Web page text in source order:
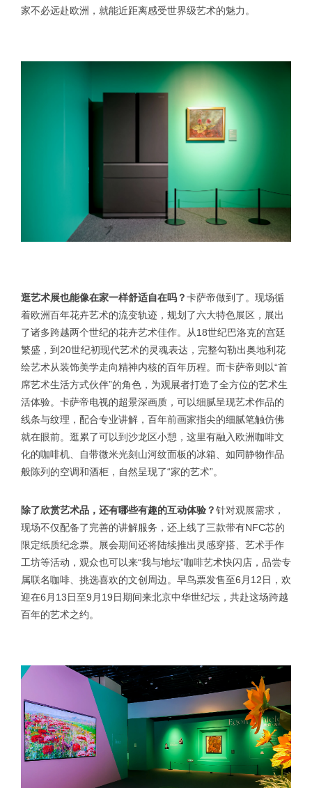
家不必远赴欧洲，就能近距离感受世界级艺术的魅力。
逛艺术展也能像在家一样舒适自在吗？卡萨帝做到了。现场循
着欧洲百年花卉艺术的流变轨迹，规划了六大特色展区，展出
了诸多跨越两个世纪的花卉艺术佳作。从18世纪巴洛克的宫廷
繁盛，到20世纪初现代艺术的灵魂表达，完整勾勒出奥地利花
绘艺术从装饰美学走向精神内核的百年历程。而卡萨帝则以“首
席艺术生活方式伙伴”的角色，为观展者打造了全方位的艺术生
活体验。卡萨帝电视的超景深画质，可以细腻呈现艺术作品的
线条与纹理，配合专业讲解，百年前画家指尖的细腻笔触仿佛
就在眼前。逛累了可以到沙龙区小憩，这里有融入欧洲咖啡文
化的咖啡机、自带微米光刻山河纹面板的冰箱、如同静物作品
般陈列的空调和酒柜，自然呈现了“家的艺术”。
除了欣赏艺术品，还有哪些有趣的互动体验？针对观展需求，
现场不仅配备了完善的讲解服务，还上线了三款带有NFC芯的
限定纸质纪念票。展会期间还将陆续推出灵感穿搭、艺术手作
工坊等活动，观众也可以来“我与地坛”咖啡艺术快闪店，品尝专
属联名咖啡、挑选喜欢的文创周边。早鸟票发售至6月12日，欢
迎在6月13日至9月19日期间来北京中华世纪坛，共赴这场跨越
百年的艺术之约。